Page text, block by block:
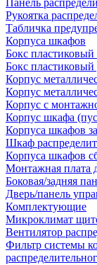
Панель
Рукоятка
Табличка
Корпуса шкафов
Бокс пластиковый
Бокс
Корпус
Корпус
Корпус с
Корпус шкафа
Корпуса шкафов
Шкаф
Корпуса шкафов
Монтажная плата
Боковая/задняя
Дверь/панель
Комплектующие
Микроклимат
Вентилятор
Фильтр системы